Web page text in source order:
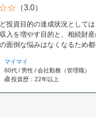
（3.0）
投資目的の達成状況として
入を増やす目的と、相続財
面倒な悩みはなくなるため都
マイマイ
60代 / 男性 / 会社勤務（管理職）
投資歴：22年以上